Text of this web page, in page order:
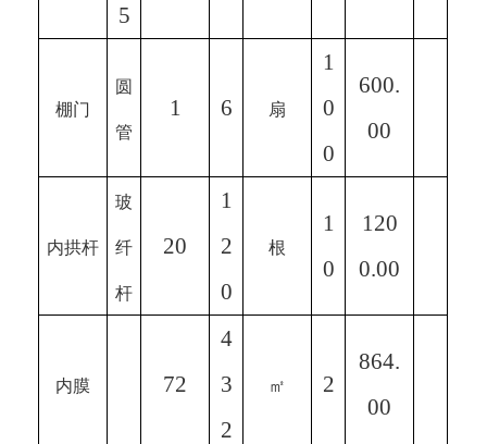
5
棚门
圆
管
1 6 扇
1
0
0
600.
00
内拱杆
玻
纤
杆
20
1
2
0
根
1
0
120
0.00
内膜 72
4
3
2
㎡ 2
864.
00